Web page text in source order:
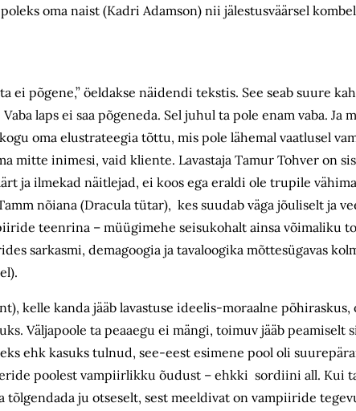
oma naist (Kadri Adamson) nii jälestusväärsel
ei põgene,” öeldakse näidendi tekstis. See seab suure
laps ei saa põgeneda. Sel juhul ta pole enam vaba.
oma elustrateegia tõttu, mis pole lähemal vaatlusel
mitte inimesi, vaid kliente. Lavastaja Tamur Tohver on
ja ilmekad näitlejad, ei koos ega eraldi ole trupile
nõiana (Dracula tütar), kes suudab väga jõuliselt ja
teenrina – müügimehe seisukohalt ainsa võimaliku
sarkasmi, demagoogia ja tavaloogika mõttesügavas
kelle kanda jääb lavastuse ideelis-moraalne
Väljapoole ta peaaegu ei mängi, toimuv jääb peamiselt
ehk kasuks tulnud, see-eest esimene pool oli
poolest vampiirlikku õudust – ehkki sordiini all. Kui
tõlgendada ju otseselt, sest meeldivat on vampiiride